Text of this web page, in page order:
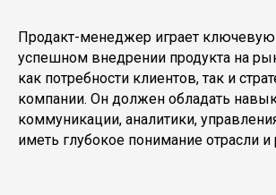
Продакт-менеджер играет
успешном внедрении продукта на
как потребности клиентов, так и
компании. Он должен обладать
коммуникации, аналитики,
иметь глубокое понимание отрасли и